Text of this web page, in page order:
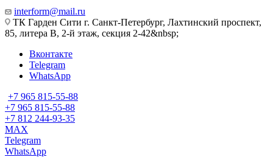
interform@mail.ru
ТК Гарден Сити г. Санкт-Петербург, Лахтинский проспект,
85, литера В, 2-й этаж, секция 2-42&nbsp;
Вконтакте
Telegram
WhatsApp
+7 965 815-55-88
+7 965 815-55-88
+7 812 244-93-35
MAX
Telegram
WhatsApp